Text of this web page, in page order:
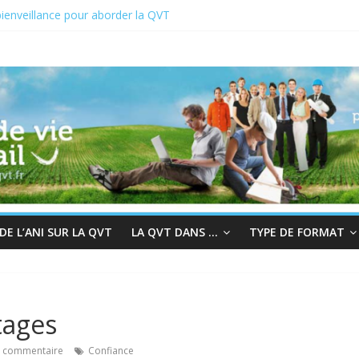
pour aborder la QVT
à la bienveillance
et QVT
L’ANI SUR LA QVT LA QVT DANS … TYPE DE FORMAT
commentaire Confiance